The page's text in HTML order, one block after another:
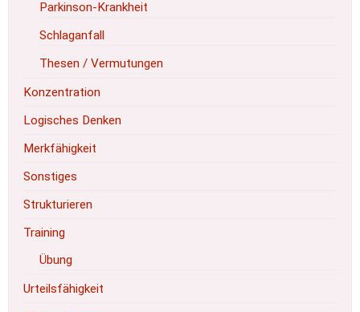
Parkinson-Krankheit
Schlaganfall
Thesen / Vermutungen
Konzentration
Logisches Denken
Merkfähigkeit
Sonstiges
Strukturieren
Training
Übung
Urteilsfähigkeit